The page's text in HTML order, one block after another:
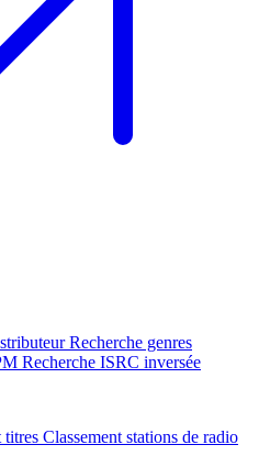
Recherche genres
Recherche ISRC inversée
titres Classement stations de radio